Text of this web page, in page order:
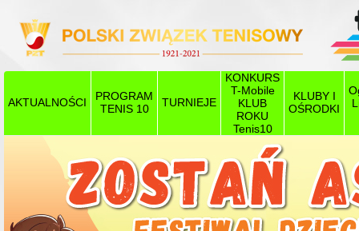
AKTUALNOŚCI
PROGRAM
TENIS 10
TURNIEJE
KONKURS
T-Mobile
KLUB
ROKU
Tenis10
KLUBY I
OŚRODKI